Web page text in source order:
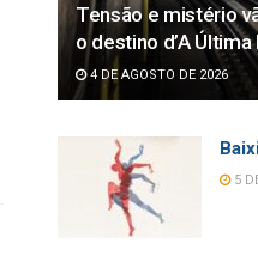
Tensão e mistério
o destino d’A Última
4 DE AGOSTO DE 2026
5